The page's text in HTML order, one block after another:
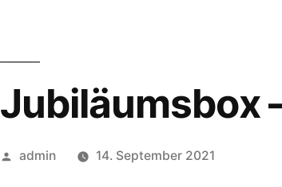
Jubiläumsbox
Veröffentlicht
admin 14. September 2021